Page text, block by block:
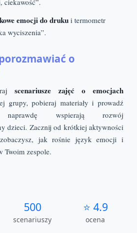
ciekawość”.
emocji do druku i termometr
wyciszenia”.
o
scenariusze zajęć o emocjach
grupy, pobieraj materiały i prowadź
wspierają rozwój
dzieci. Zacznij od krótkiej aktywności
jak rośnie język emocji i
Twoim zespole.
500
scenariuszy
⭐ 4.9
ocena